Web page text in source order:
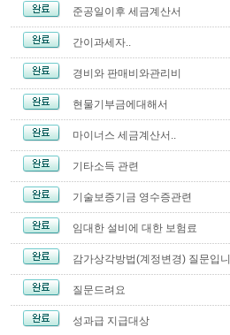
준공일이후 세금계산서
간이과세자..
경비와 판매비와관리비
현물기부금에대해서
마이너스 세금계산서..
기타소득 관련
기술보증기금 영수증관련
임대한 설비에 대한 보험료
감가상각방법(계정변경) 질문입
질문드려요
성과급 지급대상